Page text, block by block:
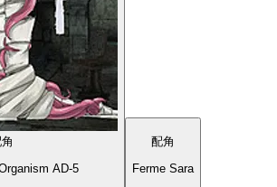
AD-5
配角
Ferme Sara